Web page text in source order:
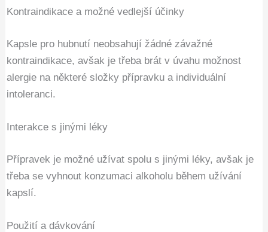
Kontraindikace a možné vedlejší účinky
Kapsle pro hubnutí neobsahují žádné závažné
kontraindikace, avšak je třeba brát v úvahu možnost
alergie na některé složky přípravku a individuální
intoleranci.
Interakce s jinými léky
Přípravek je možné užívat spolu s jinými léky, avšak je
třeba se vyhnout konzumaci alkoholu během užívání
kapslí.
Použití a dávkování